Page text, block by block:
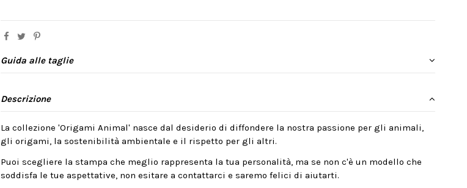
Guida alle taglie
Descrizione
La collezione 'Origami Animal' nasce dal desiderio di diffondere la nostra passione per gli animali,
gli origami, la sostenibilità ambientale e il rispetto per gli altri.
Puoi scegliere la stampa che meglio rappresenta la tua personalità, ma se non c'è un modello che
soddisfa le tue aspettative, non esitare a contattarci e saremo felici di aiutarti.